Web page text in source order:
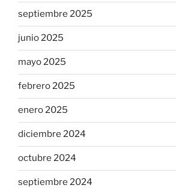
septiembre 2025
junio 2025
mayo 2025
febrero 2025
enero 2025
diciembre 2024
octubre 2024
septiembre 2024